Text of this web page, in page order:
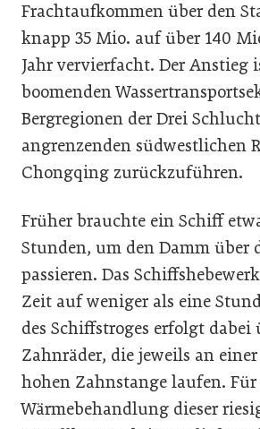
Frachtaufkommen über den
knapp 35 Mio. auf über 140
Jahr vervierfacht. Der Anstieg
boomenden
Bergregionen der Drei
angrenzenden südwestlichen
Chongqing zurückzuführen.
Früher brauchte ein Schiff
Stunden, um den Damm über
passieren. Das
Zeit auf weniger als eine
des Schiffstroges erfolgt dabei
Zahnräder, die jeweils an einer
hohen Zahnstange laufen. Für
Wärmebehandlung dieser